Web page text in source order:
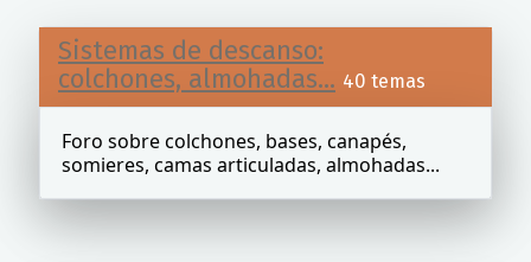
Sistemas de descanso:
colchones, almohadas... 40 temas
Foro sobre colchones, bases, canapés,
somieres, camas articuladas, almohadas...